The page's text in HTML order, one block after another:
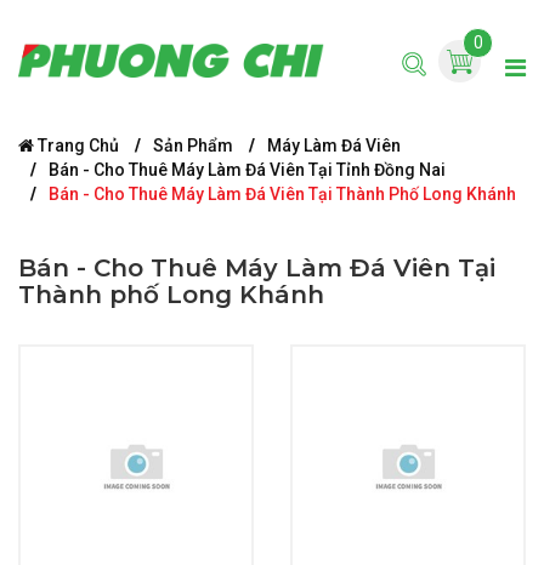
0
Trang Chủ Sản Phẩm
Máy Làm Đá Viên
Bán - Cho Thuê Máy Làm Đá Viên Tại Tỉnh Đồng Nai
Bán - Cho Thuê Máy Làm Đá Viên Tại Thành Phố Long Khánh
Bán - Cho Thuê Máy Làm Đá Viên Tại
Thành phố Long Khánh